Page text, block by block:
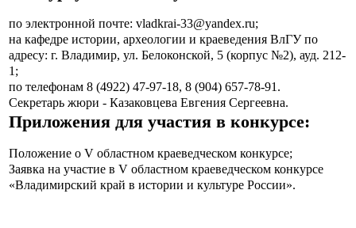
по электронной почте:vladkrai-33@yandex.ru;
на кафедре истории, археологии и краеведения ВлГУ по
адресу: г. Владимир, ул. Белоконской, 5 (корпус №2), ауд. 212-
1;
по телефонам 8 (4922) 47-97-18, 8 (904) 657-78-91.
Секретарь жюри - Казаковцева Евгения Сергеевна.
Приложения для участия в конкурсе:
Положение о V областном краеведческом конкурсе;
Заявка на участие в V областном краеведческом конкурсе
«Владимирский край в истории и культуре России».